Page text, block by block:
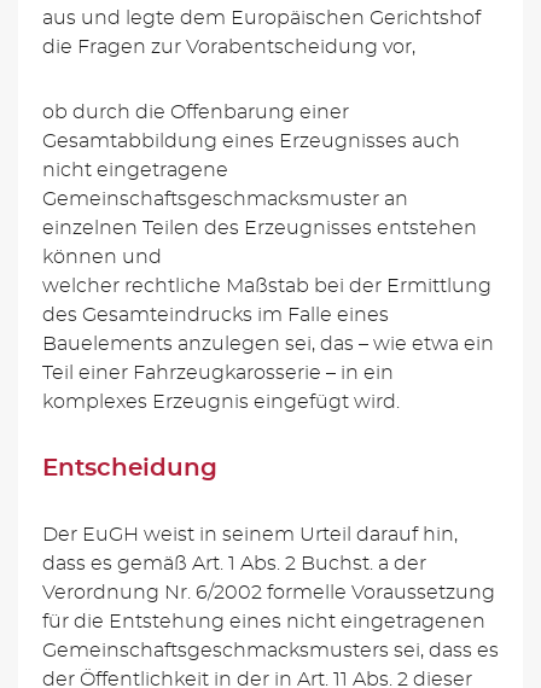
aus und legte dem Europäischen Gerichtshof
die Fragen zur Vorabentscheidung vor,
ob durch die Offenbarung einer
Gesamtabbildung eines Erzeugnisses auch
nicht eingetragene
Gemeinschaftsgeschmacksmuster an
einzelnen Teilen des Erzeugnisses entstehen
können und
welcher rechtliche Maßstab bei der Ermittlung
des Gesamteindrucks im Falle eines
Bauelements anzulegen sei, das – wie etwa ein
Teil einer Fahrzeugkarosserie – in ein
komplexes Erzeugnis eingefügt wird.
Entscheidung
Der EuGH weist in seinem Urteil darauf hin,
dass es gemäß Art. 1 Abs. 2 Buchst. a der
Verordnung Nr. 6/2002 formelle Voraussetzung
für die Entstehung eines nicht eingetragenen
Gemeinschaftsgeschmacksmusters sei, dass es
der Öffentlichkeit in der in Art. 11 Abs. 2 dieser